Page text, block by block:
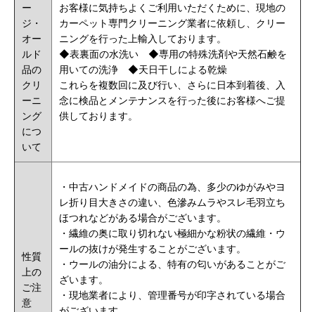
ー
ジ・
オー
ルド
品の
クリ
ーニ
ング
につ
いて
お客様に気持ちよくご利用いただくために、現地の
カーペット専門クリーニング業者に依頼し、クリー
ニングを行った上輸入しております。
◆表裏面の水洗い ◆専用の特殊洗剤や天然石鹸を
用いての洗浄 ◆天日干しによる乾燥
これらを複数回に及び行い、さらに日本到着後、入
念に検品とメンテナンスを行った後にお客様へご提
供しております。
性質
上の
ご注
意
・ 中古ハンドメイドの商品の為、多少のゆがみやヨ
レ折り目大きさの違い、色滲みムラやスレ毛羽立ち
ほつれなどがある場合がございます。
・繊維の奥に取り切れない極細かな粉状の繊維・ウ
ールの抜けが発生することがございます。
・ウールの油分による、特有の匂いがあることがご
ざいます。
・現地業者により、管理番号が印字されている場合